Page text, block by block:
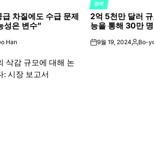
차질에도 수급 문제
성은 변수”
Han
POSTED
IN
경제
2억 5천만 달러
능을 통해 30만
on9월 19, 2024Posted
Bo-